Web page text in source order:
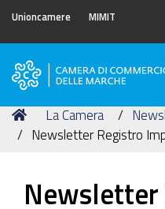
Unioncamere MIMIT
Camera
Commercio
delle
Tu
sei
Home
La Camera
Newsletter Registro
Newsletter